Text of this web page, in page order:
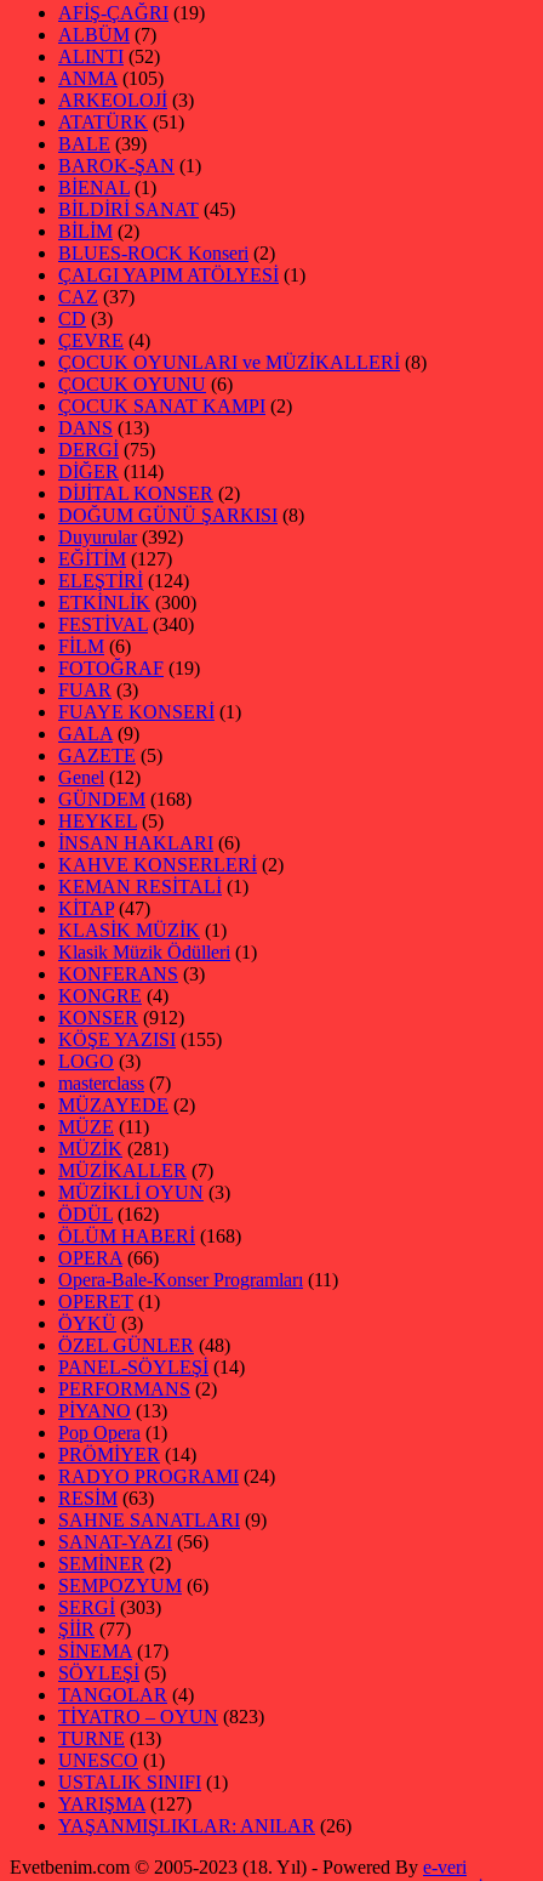
AFİŞ-ÇAĞRI (19)
ALBÜM (7)
ALINTI (52)
ANMA (105)
ARKEOLOJİ (3)
ATATÜRK (51)
BALE (39)
BAROK-ŞAN (1)
BİENAL (1)
BİLDİRİ SANAT (45)
BİLİM (2)
BLUES-ROCK Konseri (2)
ÇALGI YAPIM ATÖLYESİ (1)
CAZ (37)
CD (3)
ÇEVRE (4)
ÇOCUK OYUNLARI ve MÜZİKALLERİ (8)
ÇOCUK OYUNU (6)
ÇOCUK SANAT KAMPI (2)
DANS (13)
DERGİ (75)
DİĞER (114)
DİJİTAL KONSER (2)
DOĞUM GÜNÜ ŞARKISI (8)
Duyurular(392)
EĞİTİM (127)
ELEŞTİRİ (124)
ETKİNLİK (300)
FESTİVAL (340)
FİLM (6)
FOTOĞRAF (19)
FUAR (3)
FUAYE KONSERİ (1)
GALA (9)
GAZETE (5)
Genel (12)
GÜNDEM (168)
HEYKEL (5)
İNSAN HAKLARI (6)
KAHVE KONSERLERİ (2)
KEMAN RESİTALİ (1)
KİTAP(47)
KLASİK MÜZİK (1)
Klasik Müzik Ödülleri (1)
KONFERANS (3)
KONGRE (4)
KONSER (912)
KÖŞE YAZISI (155)
LOGO (3)
masterclass (7)
MÜZAYEDE (2)
MÜZE (11)
MÜZİK (281)
MÜZİKALLER (7)
MÜZİKLİ OYUN (3)
ÖDÜL (162)
ÖLÜM HABERİ (168)
OPERA (66)
Opera-Bale-Konser Programları (11)
OPERET (1)
ÖYKÜ (3)
ÖZEL GÜNLER (48)
PANEL-SÖYLEŞİ (14)
PERFORMANS (2)
PİYANO (13)
Pop Opera (1)
PRÖMİYER (14)
RADYO PROGRAMI (24)
RESİM (63)
SAHNE SANATLARI (9)
SANAT-YAZI (56)
SEMİNER (2)
SEMPOZYUM (6)
SERGİ (303)
ŞİİR (77)
SİNEMA (17)
SÖYLEŞİ (5)
TANGOLAR (4)
TİYATRO – OYUN (823)
TURNE (13)
UNESCO (1)
USTALIK SINIFI (1)
YARIŞMA (127)
YAŞANMIŞLIKLAR: ANILAR (26)
Evetbenim.com © 2005-2023 (18. Yıl) - Powered By e-veri